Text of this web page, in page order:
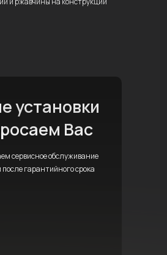
установки
Вас
сервисное обслуживание
после гарантийного срока